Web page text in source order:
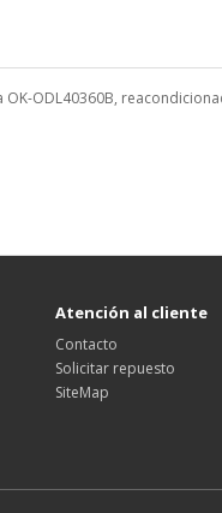
OK-ODL40360B,
Atención al cliente
Contacto
Solicitar repuesto
SiteMap